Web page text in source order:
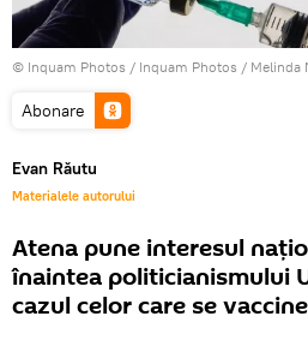
© Inquam Photos / Inquam Photos / Melinda
Abonare
Evan Răutu
Materialele autorului
Atena pune interesul
înaintea politicianismului
cazul celor care se